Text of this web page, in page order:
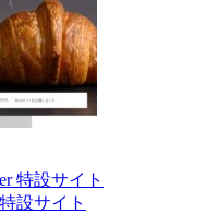
設サイト